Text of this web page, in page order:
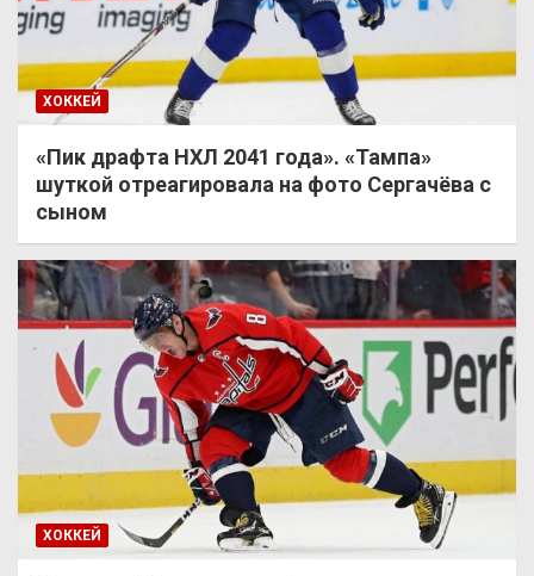
ХОККЕЙ
«Пик драфта НХЛ 2041 года». «Тампа»
шуткой отреагировала на фото Сергачёва с
сыном
ХОККЕЙ